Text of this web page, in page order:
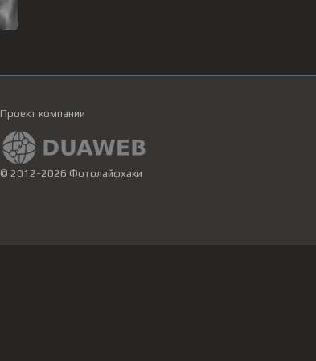
Проект компании
© 2012-2026 Фотолайфхаки